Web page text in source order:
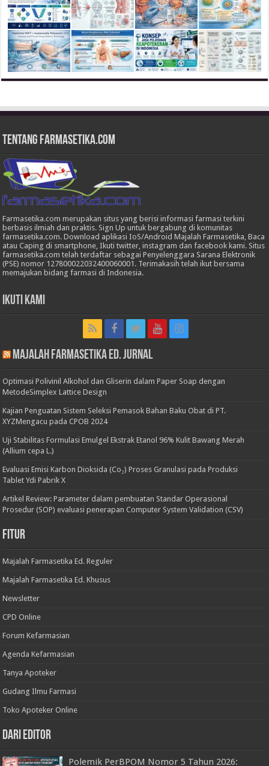
Tentang Farmasetika.com
Farmasetika.com merupakan situs yang berisi informasi farmasi terkini
berbasis ilmiah dan praktis. Sign Up untuk bergabung di komunitas
farmasetika.com. Download aplikasi IoS/Android Majalah Farmasetika, Baca
atau Caping di smartphone, Ikuti twitter, instagram dan facebook kami. Situs
farmasetika.com telah terdaftar sebagai Penyelenggara Sarana Elektronik
(PSE) nomor 127800022032400060001. Terimakasih telah ikut bersama
memajukan bidang farmasi di Indonesia.
Ikuti Kami
Majalah Farmasetika Ed. Jurnal
Optimasi Polivinil Alkohol dan Gliserin dalam Paper Soap dengan
MetodeSimplex Lattice Design
Kajian Penguatan Sistem Seleksi Pemasok Bahan Baku Obat di PT.
XYZMengacu pada CPOB 2024
Uji Stabilitas Formulasi Emulgel Ekstrak Etanol 96% Kulit Bawang Merah
(Allium cepa L.)
Evaluasi Emisi Karbon Dioksida (Co₂) Proses Granulasi pada Produksi
Tablet Ydi Pabrik X
Artikel Review: Parameter dalam pembuatan Standar Operasional
Prosedur (SOP) evaluasi penerapan Computer System Validation (CSV)
Fitur
Majalah Farmasetika Ed. Reguler
Majalah Farmasetika Ed. Khusus
Newsletter
CPD Online
Forum Kefarmasian
Agenda Kefarmasian
Tanya Apoteker
Gudang Ilmu Farmasi
Toko Apoteker Online
Dari Editor
Polemik PerBPOM Nomor 5 Tahun 2026: